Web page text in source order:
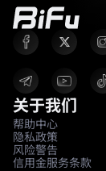
关于我们
帮助中心
隐私政策
风险警告
信用金服务条款